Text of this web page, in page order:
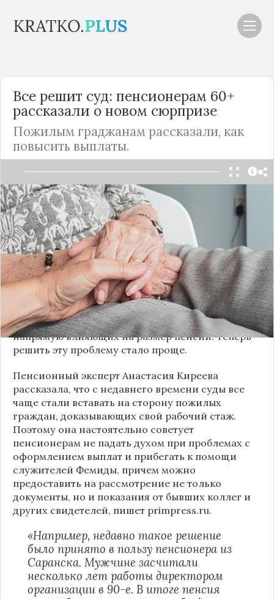
Все решит суд: пенсионерам 60+
рассказали о новом сюрпризе
Пожилым граджанам рассказали, как
повысить выплаты.
Читать в Telegram
Начисление пенсий в нашей стране по-
прежнему является для многих пожилых людей
сложной и порой весьма трудоемкой
процедурой, ведь многим из них приходится
скрупулезно подтверждать свой трудовой стаж,
чтобы получить положенные выплаты, а в
документах, особенно оформленных в 90-х
годах, зачастую много неточностей и ошибок,
напрямую влияющих на размер пенсии. Теперь
решить эту проблему стало проще.
Пенсионный эксперт Анастасия Киреева
рассказала, что с недавнего времени суды все
чаще стали вставать на сторону пожилых
граждан, доказывающих свой рабочий стаж.
Поэтому она настоятельно советует
пенсионерам не падать духом при проблемах с
оформлением выплат и прибегать к помощи
служителей Фемиды, причем можно
предоставить на рассмотрение не только
документы, но и показания от бывших коллег и
других свидетелей, пишет primpress.ru.
«Например, недавно такое решение
было принято в пользу пенсионера из
Саранска. Мужчине засчитали
несколько лет работы директором
организации в 90-е. В итоге пенсия